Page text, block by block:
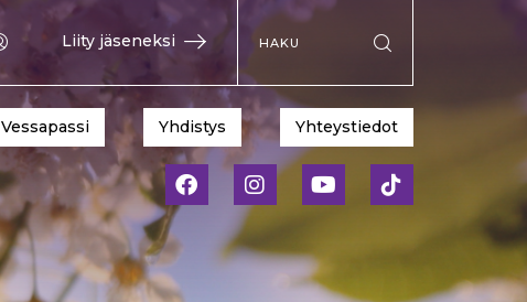
Liity jäseneksi
Hae sivustolta
Vessapassi Yhdistys Yhteystiedot